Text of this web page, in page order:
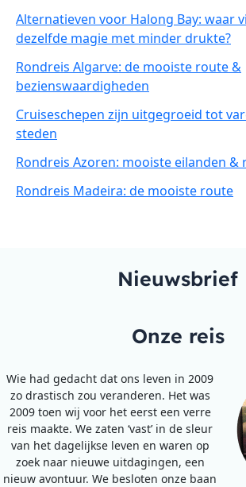
Alternatieven voor Halong Bay: waar
dezelfde magie met minder drukte?
Rondreis Algarve: de mooiste route &
bezienswaardigheden
Cruiseschepen zijn uitgegroeid tot
steden
Rondreis Azoren: mooiste eilanden &
Rondreis Madeira: de mooiste route
Nieuwsbrief
Onze reis
Wie had gedacht dat ons leven in 2009
zo drastisch zou veranderen. Het was
2009 toen wij voor het eerst een verre
reis maakte. We zaten ‘vast’ in de sleur
van het dagelijkse leven en waren op
zoek naar nieuwe uitdagingen, een
nieuw avontuur. We besloten onze baan